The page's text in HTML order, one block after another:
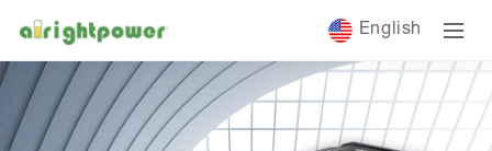
English